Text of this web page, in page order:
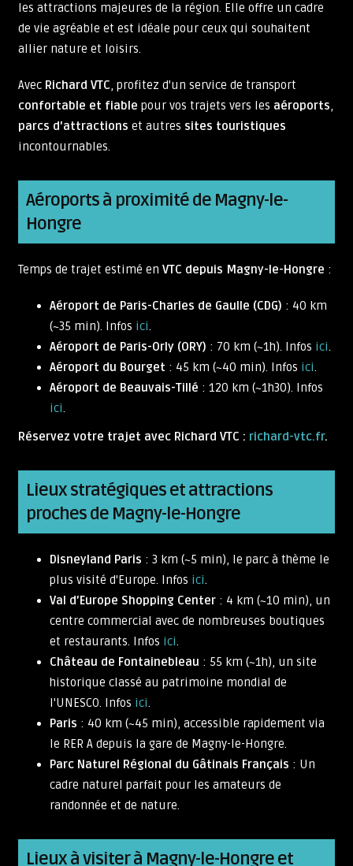
les attractions majeures de la région. Elle offre un cadre
de vie agréable et est idéale pour ceux qui souhaitent
allier nature et loisirs.
Avec Richard VTC, profitez d'un service de transport
confortable et fiable pour vos trajets vers les aéroports,
parcs d'attractions et autres sites touristiques
incontournables.
Aéroports à proximité de Magny-le-
Hongre
Temps de trajet estimé en VTC depuis Magny-le-Hongre :
Aéroport de Paris-Charles de Gaulle (CDG) : 40 km
(~35 min). Infos ici.
Aéroport de Paris-Orly (ORY) : 70 km (~1h). Infos ici.
Aéroport du Bourget : 45 km (~40 min). Infos ici.
Aéroport de Beauvais-Tillé : 120 km (~1h30). Infos
ici.
Réservez votre trajet avec Richard VTC : richard-vtc.fr.
Lieux stratégiques et attractions
proches de Magny-le-Hongre
Disneyland Paris : 3 km (~5 min), le parc à thème le
plus visité d'Europe. Infos ici.
Val d’Europe Shopping Center : 4 km (~10 min), un
centre commercial avec de nombreuses boutiques
et restaurants. Infos ici.
Château de Fontainebleau : 55 km (~1h), un site
historique classé au patrimoine mondial de
l'UNESCO. Infos ici.
Paris : 40 km (~45 min), accessible rapidement via
le RER A depuis la gare de Magny-le-Hongre.
Parc Naturel Régional du Gâtinais Français : Un
cadre naturel parfait pour les amateurs de
randonnée et de nature.
Lieux à visiter à Magny-le-Hongre et